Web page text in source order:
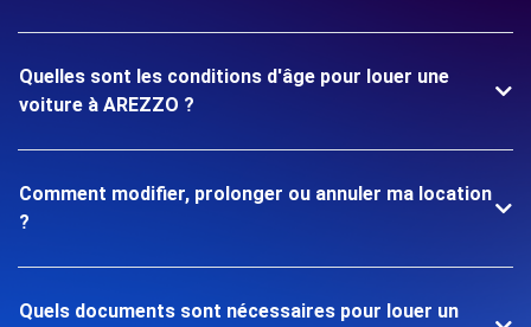
Quelles sont les conditions d'âge pour louer une
voiture à AREZZO ?
Comment modifier, prolonger ou annuler ma location
?
Quels documents sont nécessaires pour louer un